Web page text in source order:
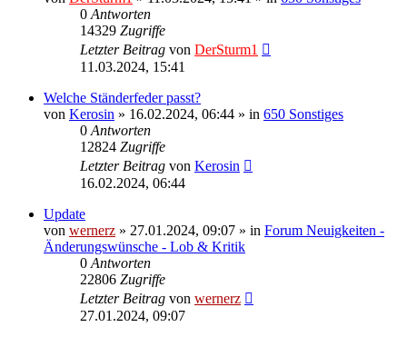
0 Antworten
14329 Zugriffe
Letzter Beitrag von DerSturm1
11.03.2024, 15:41
Welche Ständerfeder passt?
von Kerosin » 16.02.2024, 06:44 » in 650 Sonstiges
0 Antworten
12824 Zugriffe
Letzter Beitrag von Kerosin
16.02.2024, 06:44
Update
von wernerz » 27.01.2024, 09:07 » in Forum Neuigkeiten -
Änderungswünsche - Lob & Kritik
0 Antworten
22806 Zugriffe
Letzter Beitrag von wernerz
27.01.2024, 09:07